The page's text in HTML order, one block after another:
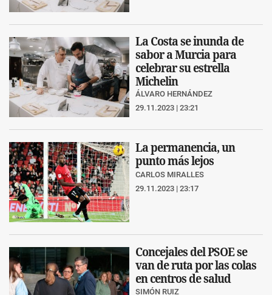
La Costa se inunda de
sabor a Murcia para
celebrar su estrella
Michelin
ÁLVARO HERNÁNDEZ
29.11.2023 | 23:21
La permanencia, un
punto más lejos
CARLOS MIRALLES
29.11.2023 | 23:17
Concejales del PSOE se
van de ruta por las colas
en centros de salud
SIMÓN RUIZ